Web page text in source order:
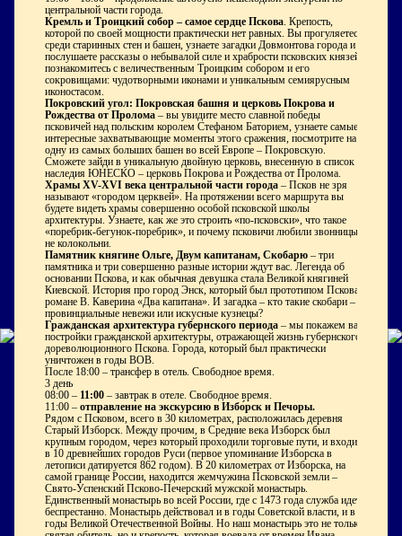
центральной части города.
Кремль и Троицкий собор – самое сердце Пскова. Крепость,
которой по своей мощности практически нет равных. Вы прогуляетесь
среди старинных стен и башен, узнаете загадки Довмонтова города и
послушаете рассказы о небывалой силе и храбрости псковских князей,
познакомитесь с величественным Троицким собором и его
сокровищами: чудотворными иконами и уникальным семиярусным
иконостасом.
Покровский угол: Покровская башня и церковь Покрова и
Рождества от Пролома – вы увидите место славной победы
псковичей над польским королем Стефаном Баторием, узнаете самые
интересные захватывающие моменты этого сражения, посмотрите на
одну из самых больших башен во всей Европе – Покровскую.
Сможете зайди в уникальную двойную церковь, внесенную в список
наследия ЮНЕСКО – церковь Покрова и Рождества от Пролома.
Храмы XV-XVI века центральной части города – Псков не зря
называют «городом церквей». На протяжении всего маршрута вы
будете видеть храмы совершенно особой псковской школы
архитектуры. Узнаете, как же это строить «по-псковски», что такое
«поребрик-бегунок-поребрик», и почему псковичи любили звонницы, а
не колокольни.
Памятник княгине Ольге, Двум капитанам, Скобарю – три
памятника и три совершенно разные истории ждут вас. Легенда об
основании Пскова, и как обычная девушка стала Великой княгиней
Киевской. История про город Энск, который был прототипом Пскова в
романе В. Каверина «Два капитана». И загадка – кто такие скобари –
провинциальные невежи или искусные кузнецы?
Гражданская архитектура губернского периода – мы покажем вам
постройки гражданской архитектуры, отражающей жизнь губернского,
дореволюционного Пскова. Города, который был практически
уничтожен в годы ВОВ.
После 18:00 – трансфер в отель. Свободное время.
3 день
08:00 – 11:00 – завтрак в отеле. Свободное время.
11:00 – отправление на экскурсию в Избо́рск и Печоры.
Рядом с Псковом, всего в 30 километрах, расположилась деревня
Старый Изборск. Между прочим, в Средние века Изборск был
крупным городом, через который проходили торговые пути, и входил
в 10 древнейших городов Руси (первое упоминание Изборска в
летописи датируется 862 годом). В 20 километрах от Изборска, на
самой границе России, находится жемчужина Псковской земли –
Свято-Успенский Псково-Печерский мужской монастырь.
Единственный монастырь во всей России, где с 1473 года служба идет
беспрестанно. Монастырь действовал и в годы Советской власти, и в
годы Великой Отечественной Войны. Но наш монастырь это не только